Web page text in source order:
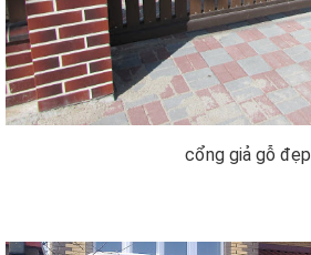
cổng giả gỗ đẹp